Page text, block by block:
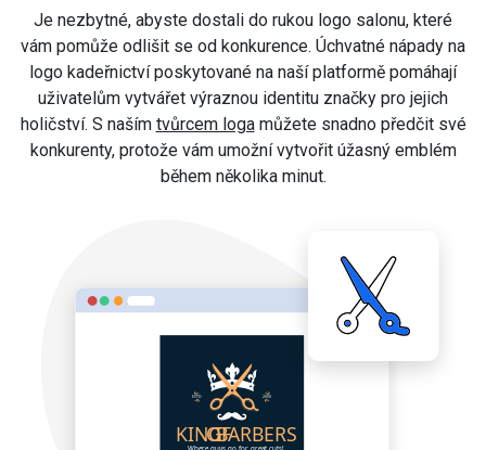
Je nezbytné, abyste dostali do rukou logo salonu, které
vám pomůže odlišit se od konkurence. Úchvatné nápady na
logo kadeřnictví poskytované na naší platformě pomáhají
uživatelům vytvářet výraznou identitu značky pro jejich
holičství. S naším tvůrcem logamůžete snadno předčit své
konkurenty, protože vám umožní vytvořit úžasný emblém
během několika minut.